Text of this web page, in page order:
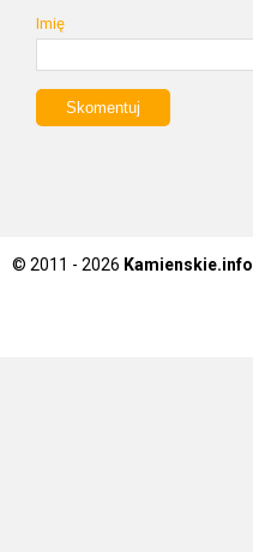
Imię
© 2011 - 2026 Kamienskie.info